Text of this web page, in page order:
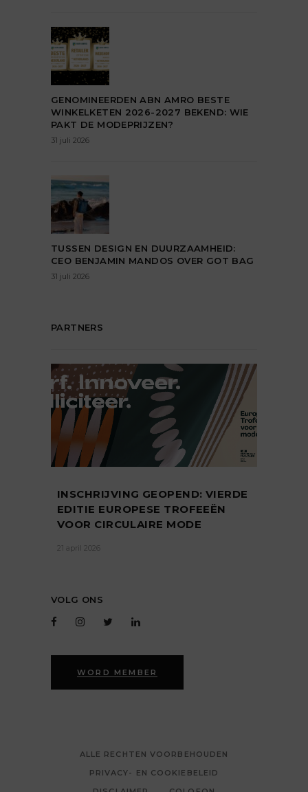
GENOMINEERDEN ABN AMRO BESTE
WINKELKETEN 2026-2027 BEKEND: WIE
PAKT DE MODEPRIJZEN?
31 juli 2026
TUSSEN DESIGN EN DUURZAAMHEID:
CEO BENJAMIN MANDOS OVER GOT BAG
31 juli 2026
PARTNERS
INSCHRIJVING GEOPEND: VIERDE
EDITIE EUROPESE TROFEEËN
VOOR CIRCULAIRE MODE
21 april 2026
VOLG ONS
WORD MEMBER
ALLE RECHTEN VOORBEHOUDEN
PRIVACY- EN COOKIEBELEID